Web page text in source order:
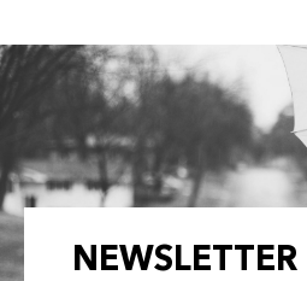
NEWSLETTER